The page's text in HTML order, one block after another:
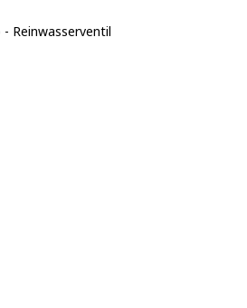
- Reinwasserventil